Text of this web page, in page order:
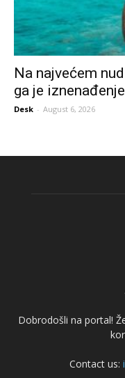
Na najvećem
ga je
Desk - August 6, 2026
Dobrodošli na portal!
Contact us: